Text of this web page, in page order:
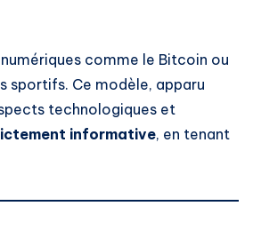
comme le Bitcoin ou
sportifs. Ce modèle, apparu
technologiques et
informative, en tenant